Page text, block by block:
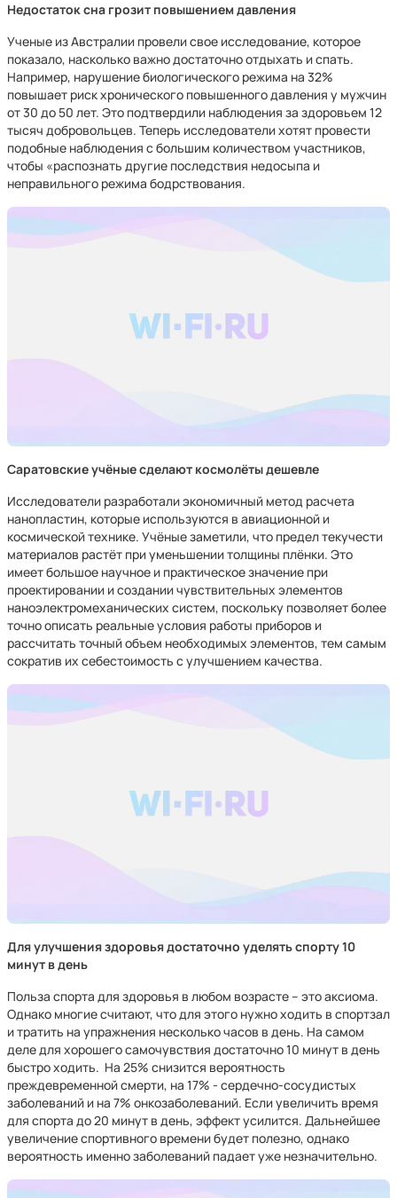
Недостаток сна грозит повышением давления
Ученые из Австралии провели свое исследование, которое
показало, насколько важно достаточно отдыхать и спать.
Например, нарушение биологического режима на 32%
повышает риск хронического повышенного давления у мужчин
от 30 до 50 лет. Это подтвердили наблюдения за здоровьем 12
тысяч добровольцев. Теперь исследователи хотят провести
подобные наблюдения с большим количеством участников,
чтобы «распознать другие последствия недосыпа и
неправильного режима бодрствования.
Саратовские учёные сделают космолёты дешевле
Исследователи разработали экономичный метод расчета
нанопластин, которые используются в авиационной и
космической технике. Учёные заметили, что предел текучести
материалов растёт при уменьшении толщины плёнки. Это
имеет большое научное и практическое значение при
проектировании и создании чувствительных элементов
наноэлектромеханических систем, поскольку позволяет более
точно описать реальные условия работы приборов и
рассчитать точный объем необходимых элементов, тем самым
сократив их себестоимость с улучшением качества.
Для улучшения здоровья достаточно уделять спорту 10
минут в день
Польза спорта для здоровья в любом возрасте – это аксиома.
Однако многие считают, что для этого нужно ходить в спортзал
и тратить на упражнения несколько часов в день. На самом
деле для хорошего самочувствия достаточно 10 минут в день
быстро ходить. На 25% снизится вероятность
преждевременной смерти, на 17% - сердечно-сосудистых
заболеваний и на 7% онкозаболеваний. Если увеличить время
для спорта до 20 минут в день, эффект усилится. Дальнейшее
увеличение спортивного времени будет полезно, однако
вероятность именно заболеваний падает уже незначительно.